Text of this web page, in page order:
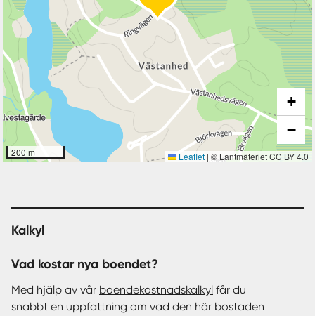
200 m
+
−
Leaflet | © Lantmäteriet CC BY 4.0
Kalkyl
Vad kostar nya boendet?
Med hjälp av vår boendekostnadskalkyl får du
snabbt en uppfattning om vad den här bostaden